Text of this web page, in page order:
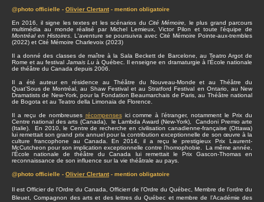
@photo officielle - Olivier Clertant- mention obligatoire
En 2016, il signe les textes et les scénarios du Cité Mémoire, le plus grand parcours
multimédia au monde réalisé par Michel Lemieux, Victor Pilon et toute l'équipe de
Montréal en Histoires. L'aventure se poursuivra avec Cité Mémoire Pointe-aux-trembles
(2022) et Cité Mémoire Charlevoix (2023)
Il a donné des classes de maître à la Sala Beckett de Barcelone, au Teatro Argot de
Rome et au festival Jamais Luà Québec. Il enseigne en dramaturgie à l’École nationale
de théâtre du Canada depuis 2006.
Il a été auteur en résidence au Théâtre du Nouveau-Monde et au Théâtre du
Quat’Sous de Montréal, au Shaw Festival et au Stratford Festival en Ontario, au New
Dramatists de New-York, pour la Fondation Beaumarchais de Paris, au Théâtre national
de Bogota et au Teatro della Limonaia de Florence.
Il a reçu de nombreuses récompensesici comme à l’étranger, notamment le Prix du
Centre national des arts (Canada), le Lambda Award (New-York), Candoni Premio arte
(Italie). En 2010, le Centre de recherche en civilisation canadienne-française (Ottawa)
lui remettait son grand prix annuel pour la contribution exceptionnelle de son œuvre à la
culture francophone au Canada. En 2014, il a reçu le prestigieux Prix Laurent-
McCutcheon pour son implication exceptionnelle contre l’homophobie. La même année,
l’École nationale de théâtre du Canada lui remettait le Prix Gascon-Thomas en
reconnaissance de son influence sur la vie théâtrale au pays.
@photo officielle - Olivier Clertant- mention obligatoire
Il est Officier de l'Ordre du Canada, Officierr de l'Ordre du Québec, Membre de l’ordre du
Bleuet, Compagnon des arts et des lettres du Québec et membre de l’Académie des